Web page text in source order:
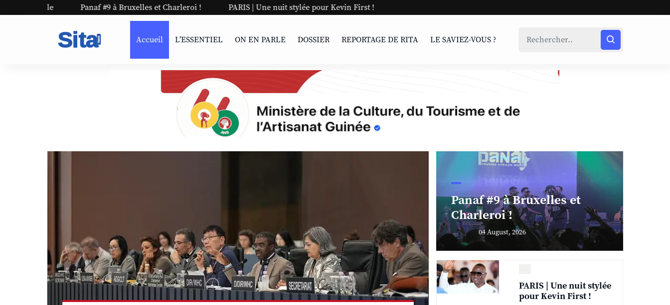
Panaf #9 à Bruxelles et Charleroi ! PARIS | Une nuit stylée pour Kevin First !
Accueil L’ESSENTIEL ON EN PARLE DOSSIER REPORTAGE DE RITA LE SAVIEZ-VOUS ?
Panaf #9 à Bruxelles et
Charleroi !
04 August, 2026
PARIS | Une nuit stylée
pour Kevin First !